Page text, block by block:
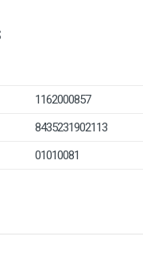
1162000857
8435231902113
01010081